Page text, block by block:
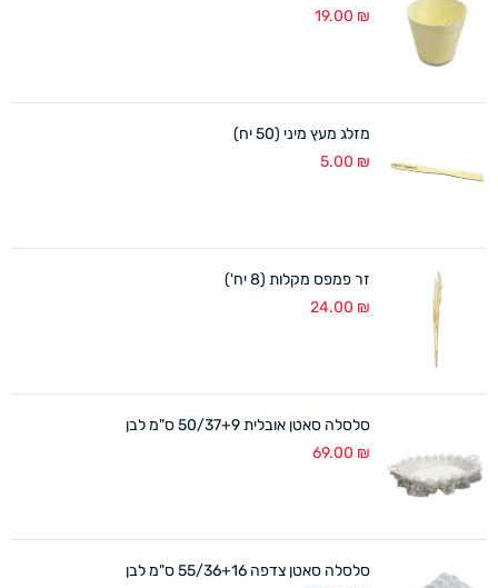
19.00 ₪
מזלג מעץ מיני (50 יח)
5.00 ₪
זר פמפס מקלות (8 יח')
24.00 ₪
סלסלה סאטן אובלית 50/37+9 ס"מ לבן
69.00 ₪
סלסלה סאטן צדפה 55/36+16 ס"מ לבן